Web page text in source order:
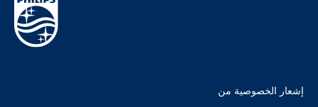
إشعار الخصوصية من